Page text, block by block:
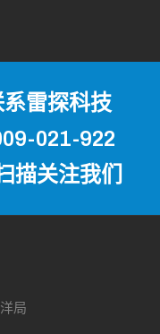
系雷探科技
021-922
描关注我们
局